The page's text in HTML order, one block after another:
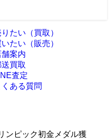
たい（買取）
いたい（販売）
舗案内
買取
査定
くある質問
ンピック初金メダル獲